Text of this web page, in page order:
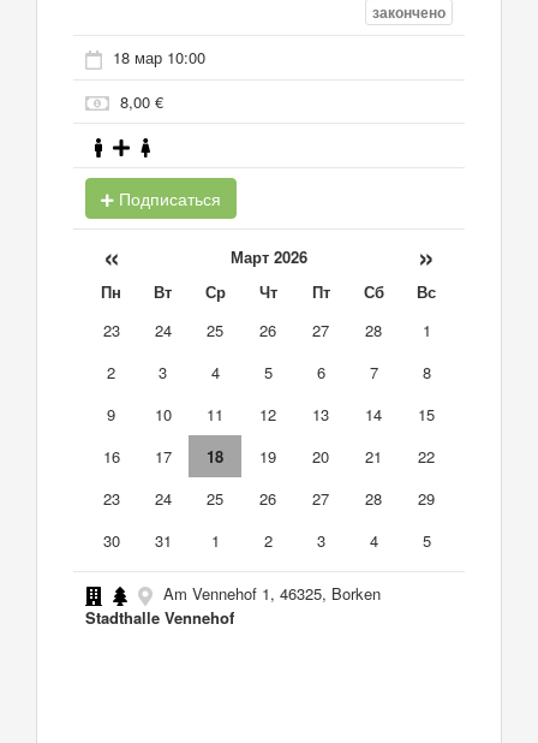
закончено
18 мар 10:00
8,00 €
Подписаться
« Март 2026 »
Пн Вт Ср Чт Пт Сб
Вс
23
24 25 26 27 28
1
2
3 4 5 6 7
8
9
10 11 12 13 14
15
16
17 18 19 20 21
22
23
24 25 26 27 28
29
30
31 1 2 3 4 5
Am Vennehof 1, 46325, Borken
Stadthalle Vennehof